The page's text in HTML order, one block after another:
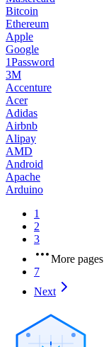
Bitcoin
Ethereum
Apple
Google
1Password
3M
Accenture
Acer
Adidas
Airbnb
Alipay
AMD
Android
Apache
Arduino
1
2
3
More pages
7
Next